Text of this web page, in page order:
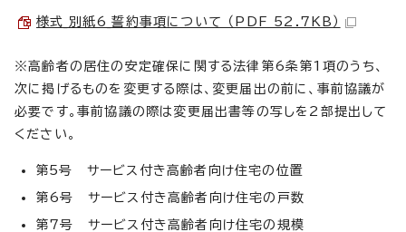
様式_別紙6_誓約事項について （PDF 52.7KB）
※高齢者の居住の安定確保に関する法律第6条第1項のうち、
次に掲げるものを変更する際は、変更届出の前に、事前協議が
必要です。事前協議の際は変更届出書等の写しを2部提出して
ください。
第5号 サービス付き高齢者向け住宅の位置
第6号 サービス付き高齢者向け住宅の戸数
第7号 サービス付き高齢者向け住宅の規模